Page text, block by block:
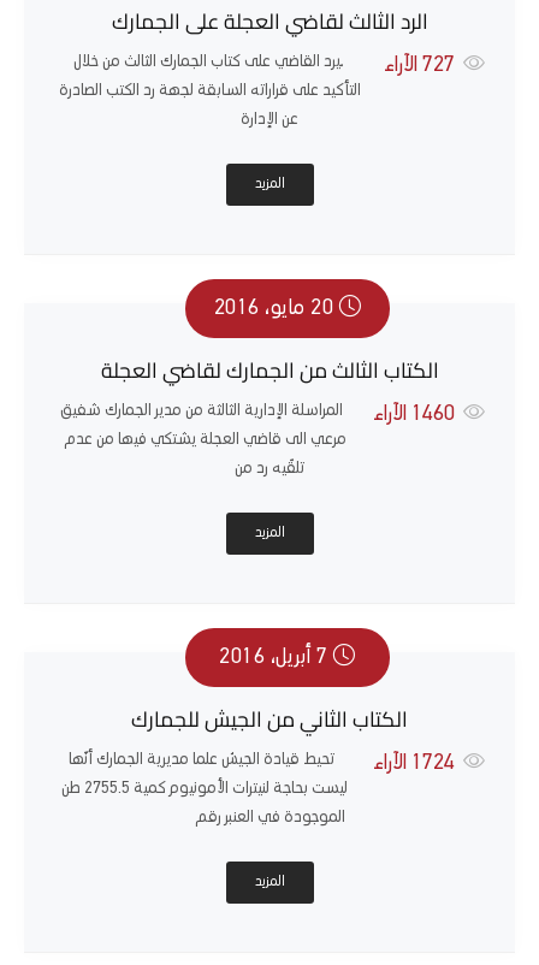
الرد الثالث لقاضي العجلة على الجمارك
الآراء
ّيرد القاضي على كتاب الجمارك الثالث من خلال
التأكيد على قراراته السابقة لجهة رد الكتب الصادرة
عن الإدارة
المزيد
20 مايو، 2016
الكتاب الثالث من الجمارك لقاضي العجلة
الآراء
المراسلة الإدارية الثالثة من مدير الجمارك شفيق
مرعي الى قاضي العجلة يشتكي فيها من عدم
تلقّيه رد من
المزيد
7 أبريل، 2016
الكتاب الثاني من الجيش للجمارك
الآراء
تحيط قيادة الجيش علما مديرية الجمارك أنّها
ليست بحاجة لنيترات الأمونيوم كمية 2755.5 طن
الموجودة في العنبر رقم
المزيد